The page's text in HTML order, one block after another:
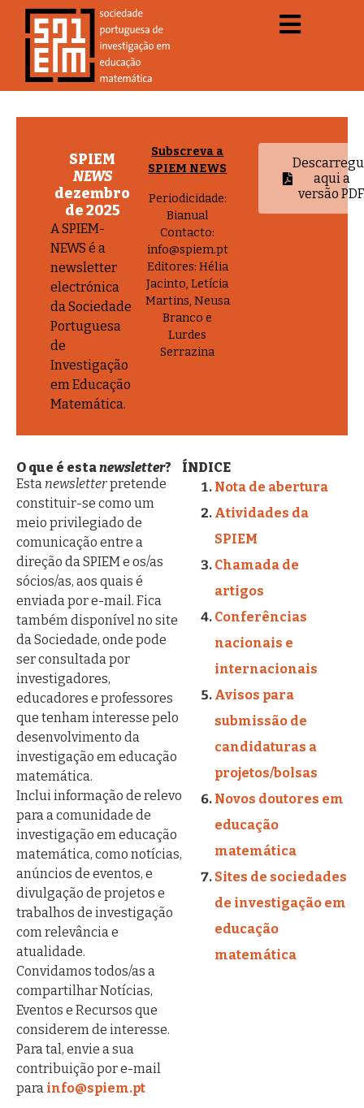
SPIEM
NEWS
dezembro
de 2025
A SPIEM-
NEWS é a
newsletter
electrónica
da Sociedade
Portuguesa
de
Investigação
em Educação
Matemática.
Subscreva a
SPIEM NEWS
Periodicidade:
Bianual
Contacto:
info@spiem.pt
Editores: Hélia
Jacinto, Letícia
Martins, Neusa
Branco e
Lurdes
Serrazina
aqui a
versão
O que é estanewsletter?
Esta newsletterpretende
constituir-se como um
meio privilegiado de
comunicação entre a
direção da SPIEM e os/as
sócios/as, aos quais é
enviada por e-mail. Fica
também disponível no site
da Sociedade, onde pode
ser consultada por
investigadores,
educadores e professores
que tenham interesse pelo
desenvolvimento da
investigação em educação
matemática.
Inclui informação de relevo
para a comunidade de
investigação em educação
matemática, como notícias,
anúncios de eventos, e
divulgação de projetos e
trabalhos de investigação
com relevância e
atualidade.
Convidamos todos/as a
compartilhar Notícias,
Eventos e Recursos que
considerem de interesse.
Para tal, envie a sua
contribuição por e-mail
para info@spiem.pt
ÍNDICE
Nota de abertura
Atividades da
SPIEM
Chamada de
artigos
Conferências
nacionais e
internacionais
Avisos para
submissão de
candidaturas a
projetos/bolsas
Novos doutores em
educação
matemática
Sites de sociedades
de investigação em
educação
matemática